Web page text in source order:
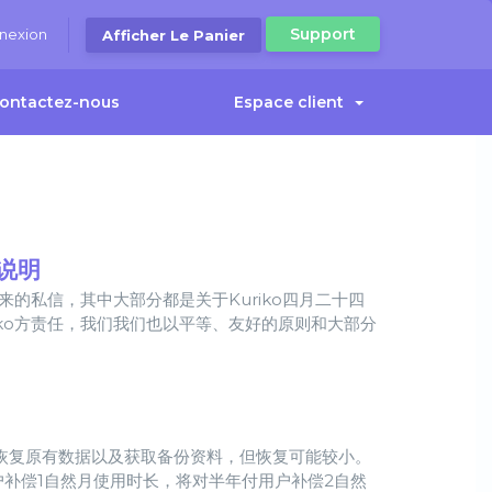
Afficher Le Panier Support
nous Espace client
明
的私信，其中大部分都是关于Kuriko四月二十四
责任，我们我们也以平等、友好的原则和大部分
原有数据以及获取备份资料，但恢复可能较小。
偿1自然月使用时长，将对半年付用户补偿2自然